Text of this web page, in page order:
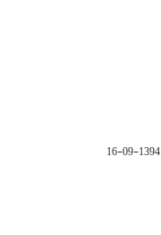
1394-09-16